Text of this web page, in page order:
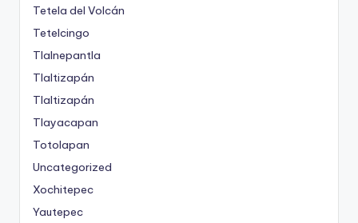
Tetela del Volcán
Tetelcingo
Tlalnepantla
Tlaltizapán
Tlaltizapán
Tlayacapan
Totolapan
Uncategorized
Xochitepec
Yautepec